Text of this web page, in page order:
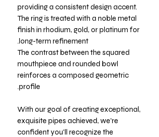
providing a consistent design accent.
The ring is treated with a noble metal
finish in rhodium, gold, or platinum for
long-term refinement.
The contrast between the squared
mouthpiece and rounded bowl
reinforces a composed geometric
profile.
With our goal of creating exceptional,
exquisite pipes achieved, we're
confident you'll recognize the